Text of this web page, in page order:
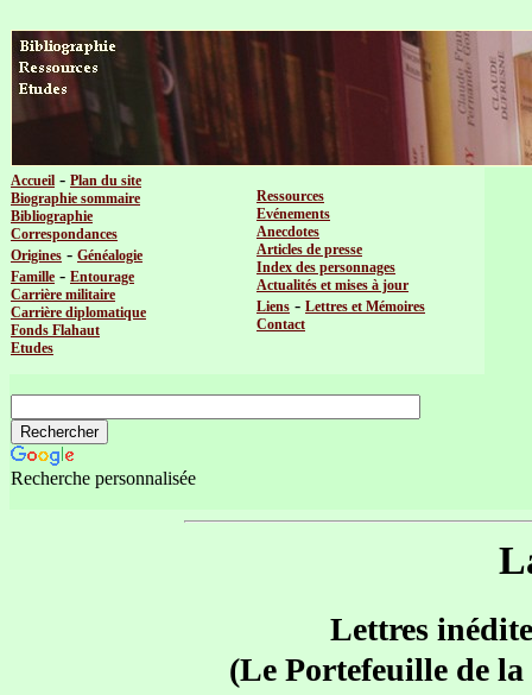
Accueil - Plan du site
Biographie sommaire
Bibliographie
Correspondances
Origines - Généalogie
Famille - Entourage
Carrière militaire
Carrière diplomatique
Fonds Flahaut
Etudes
Ressources
Evénements
Anecdotes
Articles de presse
Index des personnages
Actualités et mises à jour
Liens - Lettres et Mémoires
Contact
Recherche personnalisée
Lettres
(Le Portefeuille de